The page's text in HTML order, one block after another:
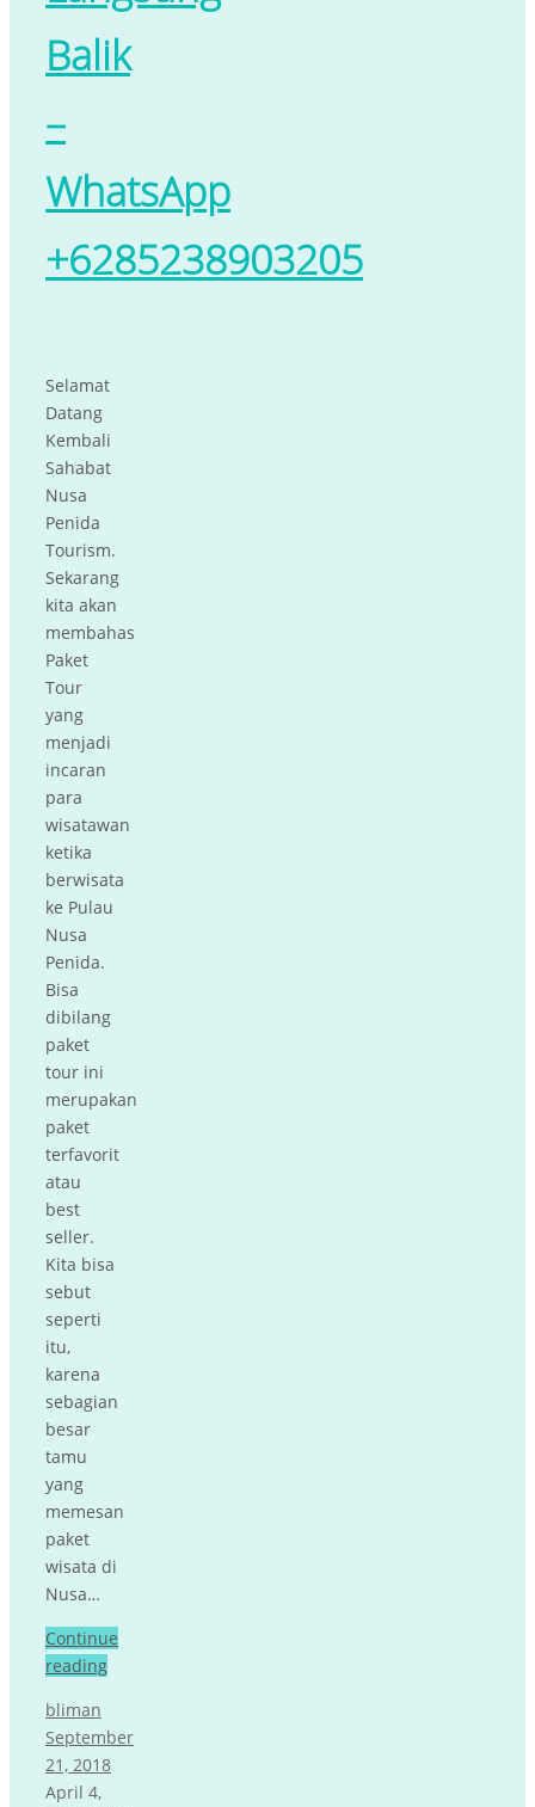
Balik
–
WhatsApp
+6285238903205
Selamat
Datang
Kembali
Sahabat
Nusa
Penida
Tourism.
Sekarang
kita akan
membahas
Paket
Tour
yang
menjadi
incaran
para
wisatawan
ketika
berwisata
ke Pulau
Nusa
Penida.
Bisa
dibilang
paket
tour ini
merupakan
paket
terfavorit
atau
best
seller.
Kita bisa
sebut
seperti
itu,
karena
sebagian
besar
tamu
yang
memesan
paket
wisata di
Nusa…
Continue
reading
bliman
September
21, 2018
April 4,